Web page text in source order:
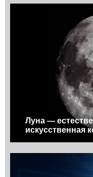
Луна —
искусственная